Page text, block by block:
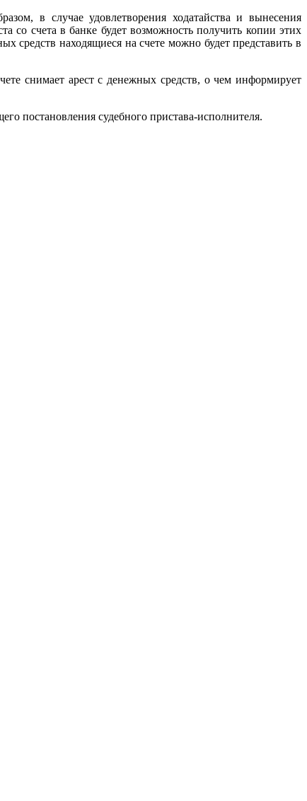
в случае удовлетворения ходатайства и вынесения
со счета в банке будет возможность получить копии этих
средств находящиеся на счете можно будет представить в
снимает арест с денежных средств, о чем информирует
постановления судебного пристава-исполнителя.